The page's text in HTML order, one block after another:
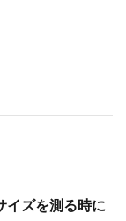
ズを測る時に